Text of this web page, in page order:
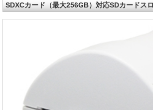
SDXCカード（最大256GB）対応SDカードス